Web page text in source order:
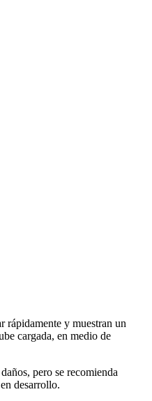
rápidamente y muestran un
cargada, en medio de
pero se recomienda
desarrollo.